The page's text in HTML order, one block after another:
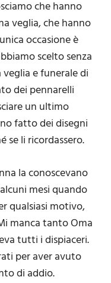
che hanno
veglia, che hanno
occasione è
scelto senza
e funerale di
dei pennarelli
un ultimo
fatto dei disegni
se li ricordassero.
la conoscevano
mesi quando
qualsiasi motivo,
manca tanto Oma
tutti i dispiaceri.
per aver avuto
di addio.